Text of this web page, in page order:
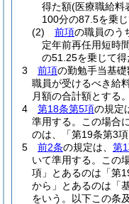
得た額(医療職給料
100分の87.5を乗
(2)
前項の職員のう
定年前再任用短時
の51.25を乗じて
3
前項の勤勉手当基
職員が受けるべき給
月額の合計額とする。
4
第18条第5項の規定
準用する。
この場合
のは、「第19条第3
5
前2条の規定は、 第
いて準用する。
この
項」とあるのは「第
から」とあるのは「
をいう。以下この条